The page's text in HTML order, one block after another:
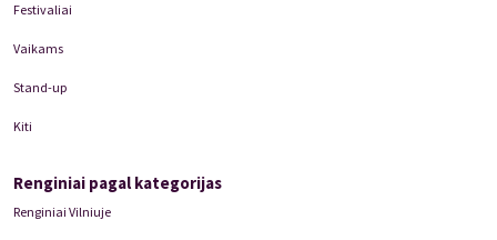
Festivaliai
Vaikams
Stand-up
Kiti
Renginiai pagal kategorijas
Renginiai Vilniuje